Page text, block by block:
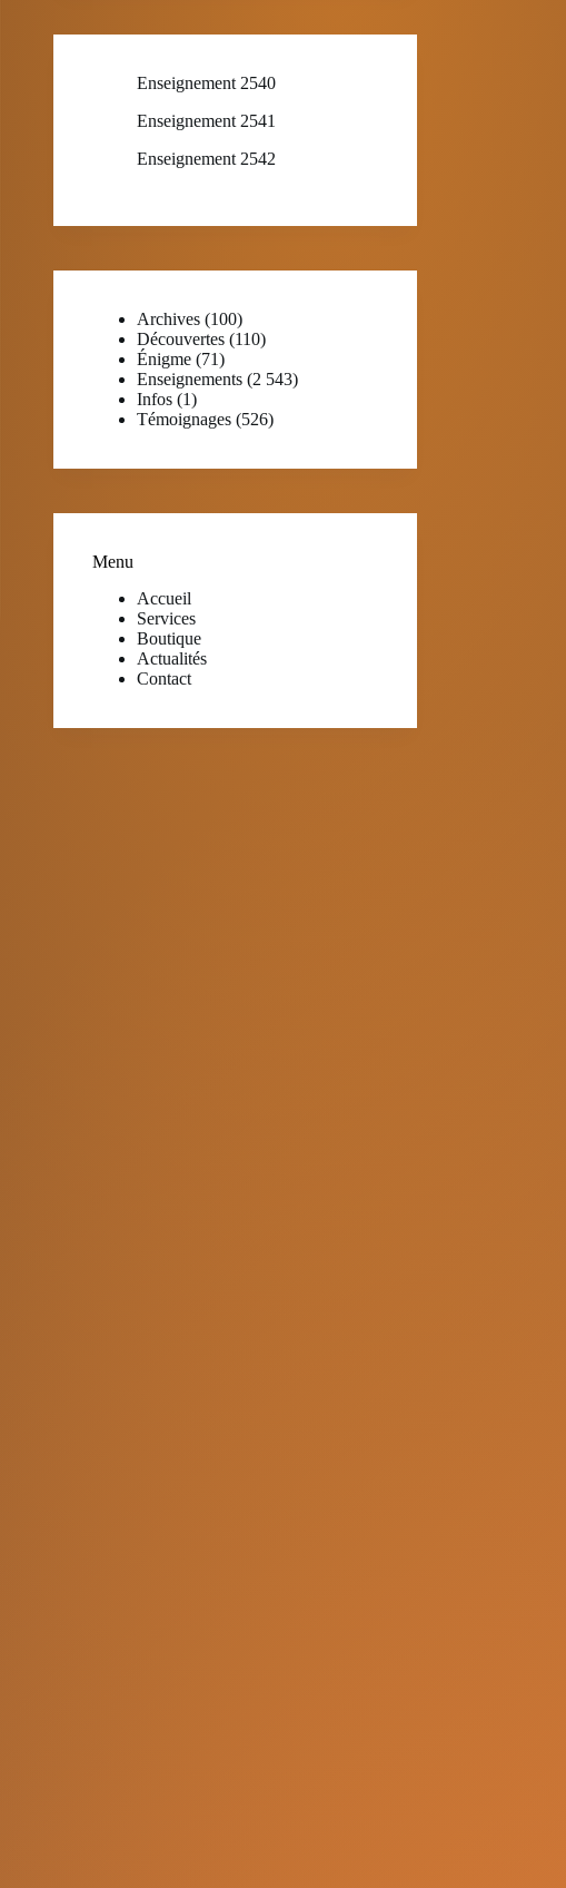
Enseignement 2540
Enseignement 2541
Enseignement 2542
Archives (100)
Découvertes (110)
Énigme (71)
Enseignements (2 543)
Infos (1)
Témoignages (526)
Menu
Accueil
Services
Boutique
Actualités
Contact